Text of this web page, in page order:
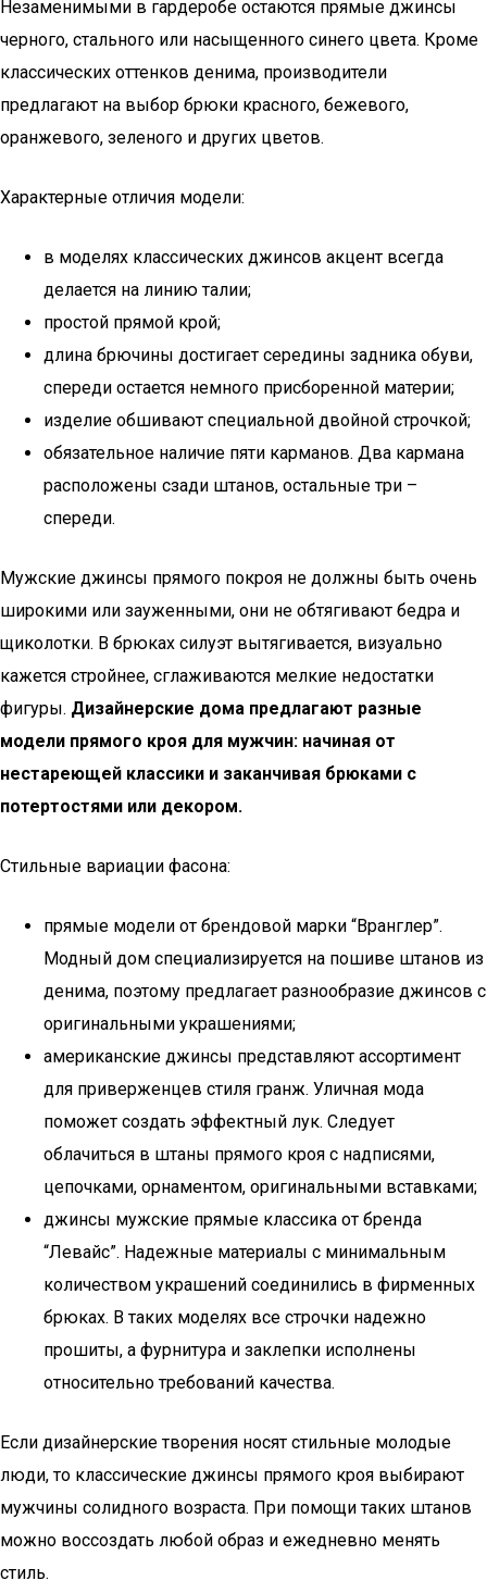
Незаменимыми в гардеробе остаются прямые джинсы
черного, стального или насыщенного синего цвета. Кроме
классических оттенков денима, производители
предлагают на выбор брюки красного, бежевого,
оранжевого, зеленого и других цветов.
Характерные отличия модели:
в моделях классических джинсов акцент всегда
делается на линию талии;
простой прямой крой;
длина брючины достигает середины задника обуви,
спереди остается немного присборенной материи;
изделие обшивают специальной двойной строчкой;
обязательное наличие пяти карманов. Два кармана
расположены сзади штанов, остальные три –
спереди.
Мужские джинсы прямого покроя не должны быть очень
широкими или зауженными, они не обтягивают бедра и
щиколотки. В брюках силуэт вытягивается, визуально
кажется стройнее, сглаживаются мелкие недостатки
фигуры. Дизайнерские дома предлагают разные
модели прямого кроя для мужчин: начиная от
нестареющей классики и заканчивая брюками с
потертостями или декором.
Стильные вариации фасона:
прямые модели от брендовой марки “Вранглер”.
Модный дом специализируется на пошиве штанов из
денима, поэтому предлагает разнообразие джинсов с
оригинальными украшениями;
американские джинсы представляют ассортимент
для приверженцев стиля гранж. Уличная мода
поможет создать эффектный лук. Следует
облачиться в штаны прямого кроя с надписями,
цепочками, орнаментом, оригинальными вставками;
джинсы мужские прямые классика от бренда
“Левайс”. Надежные материалы с минимальным
количеством украшений соединились в фирменных
брюках. В таких моделях все строчки надежно
прошиты, а фурнитура и заклепки исполнены
относительно требований качества.
Если дизайнерские творения носят стильные молодые
люди, то классические джинсы прямого кроя выбирают
мужчины солидного возраста. При помощи таких штанов
можно воссоздать любой образ и ежедневно менять
стиль.